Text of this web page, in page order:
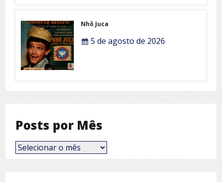
Nhô Juca
5 de agosto de 2026
Posts por Mês
Posts
por